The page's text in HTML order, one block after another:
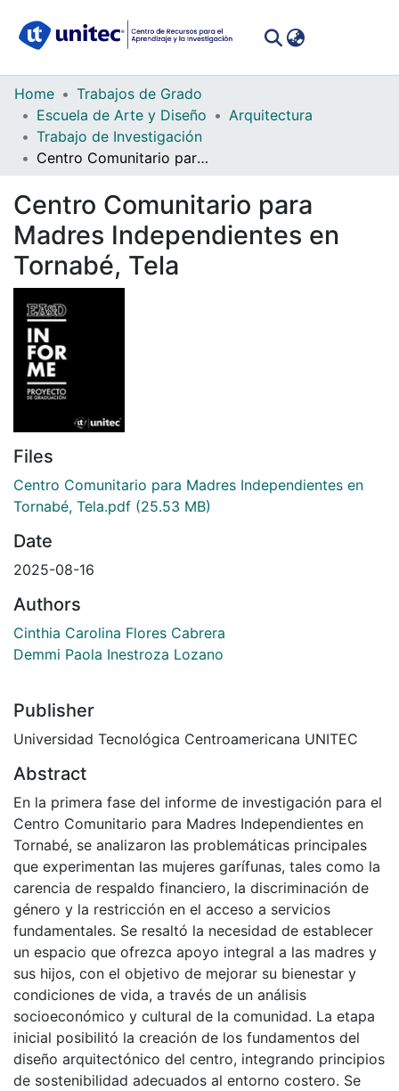
Communities
Collections
Statistics
Home
Trabajos de Grado
Escuela de Arte y Diseño
Arquitectura
Trabajo de Investigación
Centro Comunitario para Madres Independientes en Tornabé, Tela
Centro Comunitario para
Madres Independientes en
Tornabé, Tela
Files
Centro Comunitario para Madres Independientes en
Tornabé, Tela.pdf (25.53 MB)
Date
2025-08-16
Authors
Cinthia Carolina Flores Cabrera
Demmi Paola Inestroza Lozano
Publisher
Universidad Tecnológica Centroamericana UNITEC
Abstract
En la primera fase del informe de investigación para el
Centro Comunitario para Madres Independientes en
Tornabé, se analizaron las problemáticas principales
que experimentan las mujeres garífunas, tales como la
carencia de respaldo financiero, la discriminación de
género y la restricción en el acceso a servicios
fundamentales. Se resaltó la necesidad de establecer
un espacio que ofrezca apoyo integral a las madres y
sus hijos, con el objetivo de mejorar su bienestar y
condiciones de vida, a través de un análisis
socioeconómico y cultural de la comunidad. La etapa
inicial posibilitó la creación de los fundamentos del
diseño arquitectónico del centro, integrando principios
de sostenibilidad adecuados al entorno costero. Se